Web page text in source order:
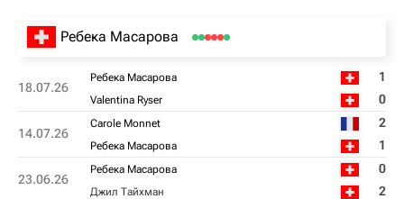
Ребека Масарова
18.07.26
Ребека Масарова 1
Valentina Ryser 0
14.07.26
Carole Monnet 2
Ребека Масарова 1
23.06.26
Ребека Масарова 0
Джил Тайхман 2